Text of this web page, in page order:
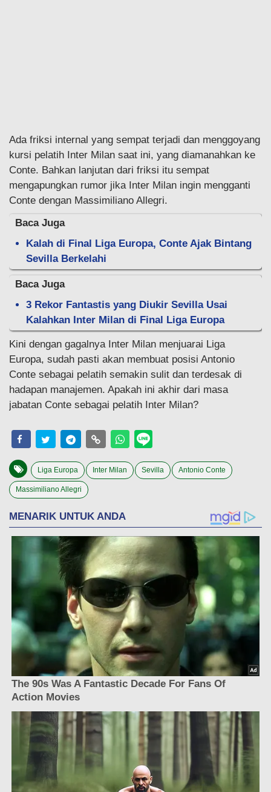
Ada friksi internal yang sempat terjadi dan menggoyang
kursi pelatih Inter Milan saat ini, yang diamanahkan ke
Conte. Bahkan lanjutan dari friksi itu sempat
mengapungkan rumor jika Inter Milan ingin mengganti
Conte dengan Massimiliano Allegri.
Baca Juga
Kalah di Final Liga Europa, Conte Ajak Bintang
Sevilla Berkelahi
Baca Juga
3 Rekor Fantastis yang Diukir Sevilla Usai
Kalahkan Inter Milan di Final Liga Europa
Kini dengan gagalnya Inter Milan menjuarai Liga
Europa, sudah pasti akan membuat posisi Antonio
Conte sebagai pelatih semakin sulit dan terdesak di
hadapan manajemen. Apakah ini akhir dari masa
jabatan Conte sebagai pelatih Inter Milan?
Liga Europa Inter Milan Sevilla Antonio Conte
Massimiliano Allegri